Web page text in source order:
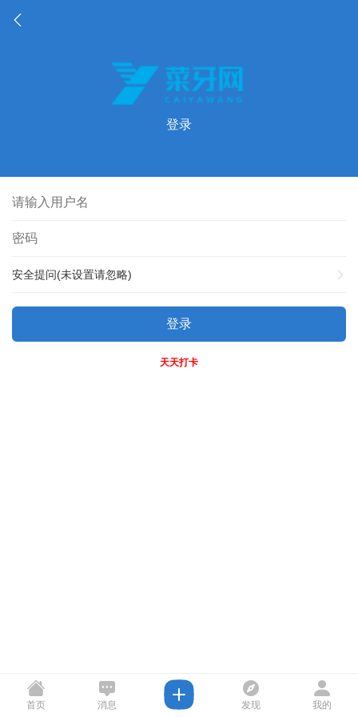
登录
安全提问(未设置请忽略)
登录
天天打卡
首页 消息 发现 我的